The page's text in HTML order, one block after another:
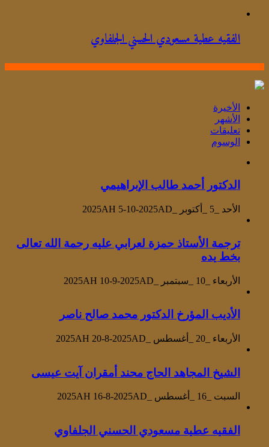
الفقيه عطية مسعودي الحسني الجلفاوي
الأخيرة
الأشهر
تعليقات
الوسوم
الدكتور أحمد طالب الإبراهيمي
الأحد _5 _أكتوبر _2025AH 5-10-2025AD
ترجمة الأستاذ حمزة لعرابي عليه رحمة الله تعالى
بخط يده
الأربعاء _10 _سبتمبر _2025AH 10-9-2025AD
الأديب المؤرخ الدكتور محمد صالح ناصر
الأربعاء _20 _أغسطس _2025AH 20-8-2025AD
الشيخ المجاهد الحاج محند أمقران آيت عيسى
السبت _16 _أغسطس _2025AH 16-8-2025AD
الفقيه عطية مسعودي الحسني الجلفاوي